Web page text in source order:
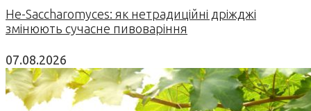
Не-Saccharomyces: як нетрадиційні дріжджі
змінюють сучасне пивоваріння
07.08.2026